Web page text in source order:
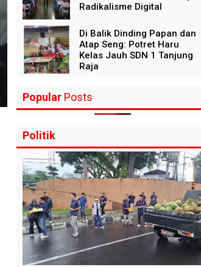
Radikalisme Digital
Di Balik Dinding Papan dan
Atap Seng: Potret Haru
Kelas Jauh SDN 1 Tanjung
Raja
Popular Posts
Politik